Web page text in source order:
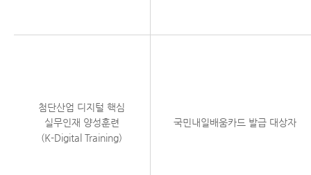
첨단산업 디지털 핵심
실무인재 양성훈련
(K-Digital Training)
국민내일배움카드 발급 대상자